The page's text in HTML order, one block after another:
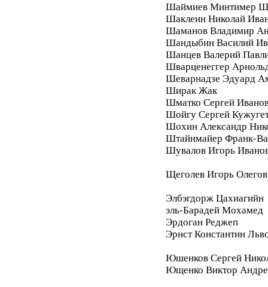
Шаймиев Минтимер
Шаклеин Николай
Шаманов Владимир
Шандыбин Василий
Шанцев Валерий
Шварценеггер
Шеварнадзе Эдуард
Ширак Жак
Шматко Сергей
Шойгу Сергей
Шохин Александр
Штайнмайер Франк-
Шувалов Игорь
Щеголев Игорь
Элбэгдорж Цахиагийн
эль-Барадей Мохамед
Эрдоган Реджеп
Эрнст Константин
Юшенков Сергей
Ющенко Виктор